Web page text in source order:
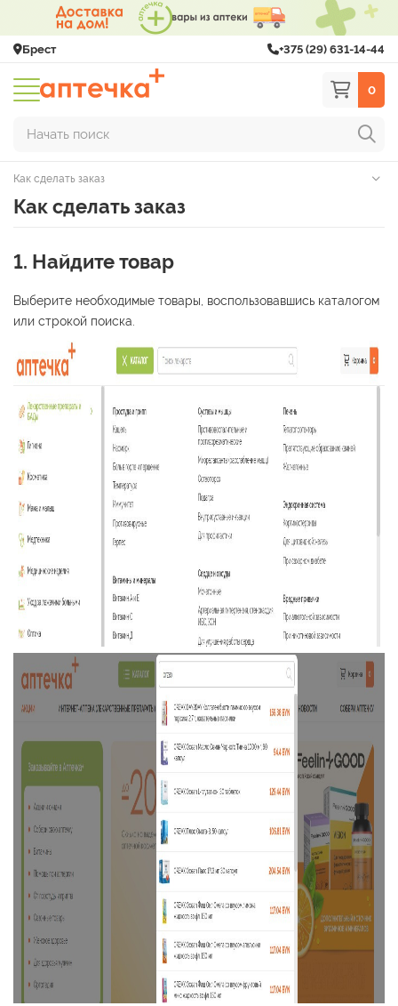
Брест +375 (29) 631-14-44
0
Начать поиск
Как сделать заказ
Как сделать заказ
1. Найдите товар
Выберите необходимые товары, воспользовавшись каталогом
или строкой поиска.